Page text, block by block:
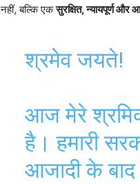
नहीं, बल्कि एकसुरक्षित, न्यायपूर्ण
श्रमेव जयते!
आज मेरे
है। हमारी
आजादी के